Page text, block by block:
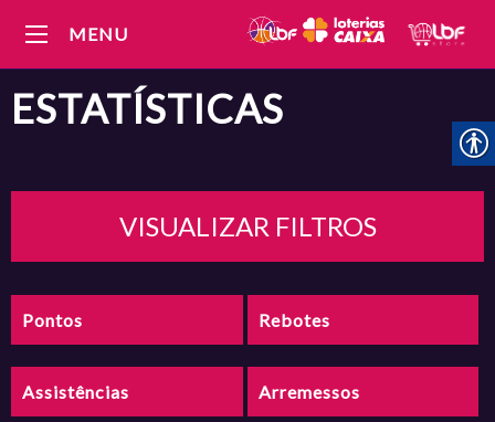
MENU
ESTATÍSTICAS
VISUALIZAR FILTROS
Pontos Rebotes
Assistências Arremessos